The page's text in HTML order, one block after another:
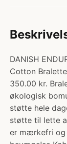
DANISH
Cotton
350.00 kr.
økologisk
støtte hele
støtte til lette
er mærkefri og